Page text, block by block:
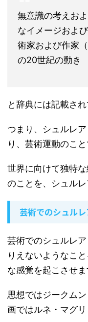
無意識の考えお
なイメージおよ
術家および作家
の20世紀の動き
と辞典には記載され
つまり、シュルレ
り、芸術運動のこと
世界に向けて独特
のことを、シュルレ
芸術でのシュル
芸術でのシュルレ
りえないようなこ
な感覚を起こさせま
思想ではジークム
画ではルネ・マグリ